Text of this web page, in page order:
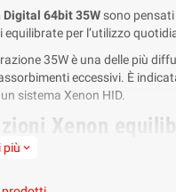
Digital 64bit 35Wsono
equilibrate per l’utilizzo
35W è una delle più
eccessivi. È
sistema Xenon HID.
Xenon
ideali per chi desidera un
più expand_more